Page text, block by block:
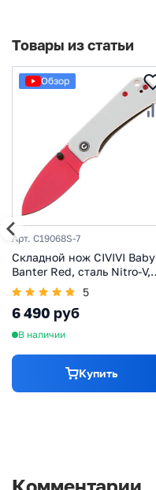
Товары из статьи
Обзор
Арт. C19068S-7
Складной нож CIVIVI Baby
Banter Red, сталь Nitro-V,
рукоять G10
5
6 490 руб
В наличии
Купить